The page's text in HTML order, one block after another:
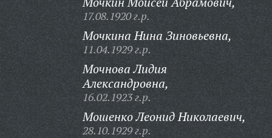
17.08.1920 г.р.
Мочкина Нина Зиновьевна,
11.04.1929 г.р.
Мочнова Лидия
Александровна,
16.02.1923 г.р.
Мошенко Леонид Николаевич,
28.10.1929 г.р.